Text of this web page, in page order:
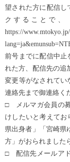
望された方に配信し
クすることで
https://
前号までに配信中止
れた方、配信先の追
変更等がなされてい
連絡先まで御連絡く
□ メルマガ会員の
けしたいと考えて
県出身者」「宮崎県
方」がおられました
□ 配信先メールア